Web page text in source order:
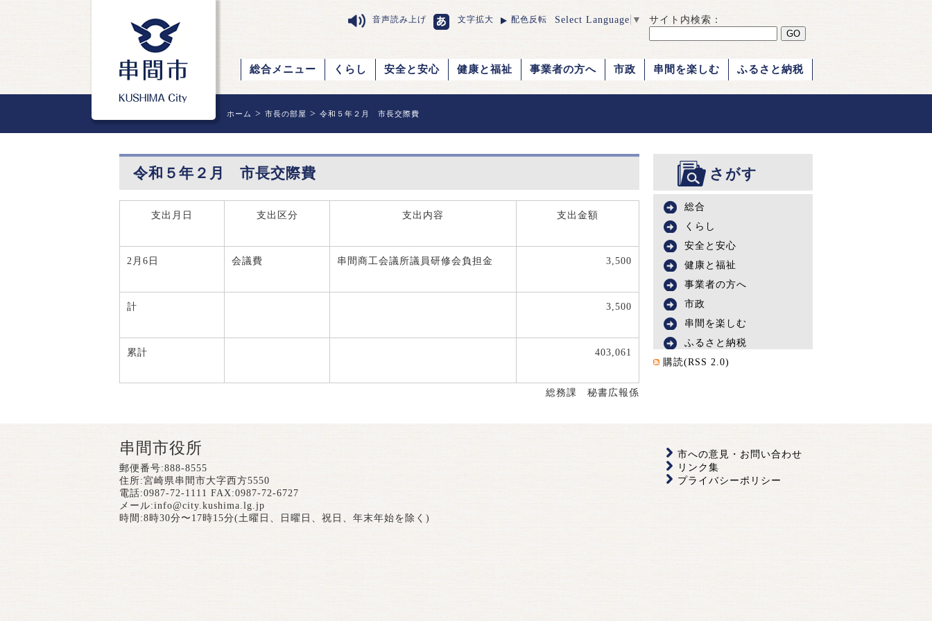
音声読み上げ 文字拡大 配色反転 Select Language ▼ サイト内検索：
総合メニュー くらし 安全と安心 健康と福祉 事業者の方へ 市政 串間を楽しむ ふるさと納税
ホーム > 市長の部屋 > 令和５年２月 市長交際費
令和５年２月 市長交際費
支出月日 支出区分 支出内容 支出金額
2月6日 会議費 串間商工会議所議員研修会負担金 3,500
計 3,500
累計 403,061
総務課 秘書広報係
さがす
総合
くらし
安全と安心
健康と福祉
事業者の方へ
市政
串間を楽しむ
ふるさと納税
購読(RSS 2.0)
串間市役所
郵便番号:888-8555
住所:宮崎県串間市大字西方5550
電話:0987-72-1111 FAX:0987-72-6727
メール:info@city.kushima.lg.jp
時間:8時30分〜17時15分(土曜日、日曜日、祝日、年末年始を除く)
市への意見・お問い合わせ
リンク集
プライバシーポリシー